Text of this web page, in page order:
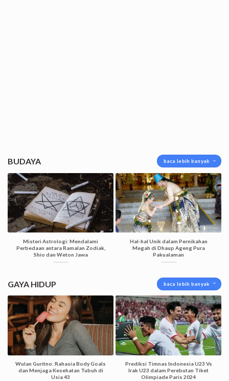
BUDAYA baca lebih banyak
Misteri Astrologi: Mendalami
Perbedaan antara Ramalan Zodiak,
Shio dan Weton Jawa
Hal-hal Unik dalam Pernikahan
Megah di Dhaup Ageng Pura
Pakualaman
GAYA HIDUP baca lebih banyak
Wulan Guritno: Rahasia Body Goals
dan Menjaga Kesehatan Tubuh di
Usia 43
Prediksi Timnas Indonesia U23 Vs
Irak U23 dalam Perebutan Tiket
Olimpiade Paris 2024